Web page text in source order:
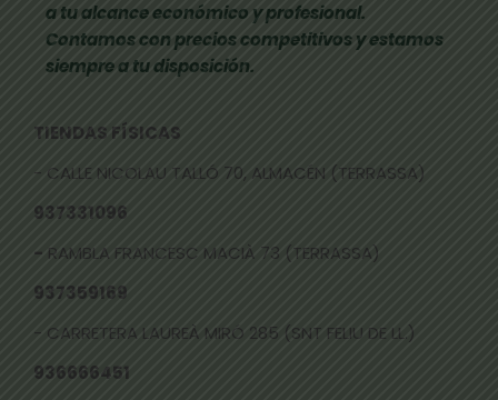
a tu alcance económico y profesional.
Contamos con precios competitivos y estamos
siempre a tu disposición.
TIENDAS FÍSICAS
- CALLE NICOLAU TALLÓ 70, ALMACÉN (TERRASSA)
937331096
- RAMBLA FRANCESC MACIÀ 73 (TERRASSA)
937359169
- CARRETERA LAUREÀ MIRÓ 285 (SNT FELIU DE LL.)
936666451